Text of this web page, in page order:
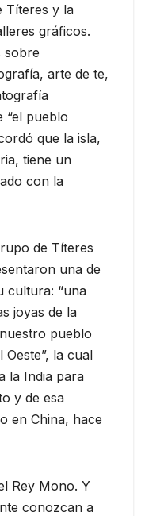
Títeres y la
gráficos.
sobre
arte de te,
“el pueblo
que la isla,
tiene un
con la
de Títeres
una de
cultura: “una
joyas de la
pueblo
la cual
la India para
y de esa
en China, hace
Rey Mono. Y
conozcan a